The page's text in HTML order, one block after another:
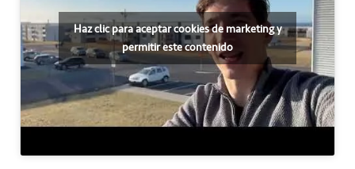
Haz clic para aceptar cookies de marketing y
permitir este contenido